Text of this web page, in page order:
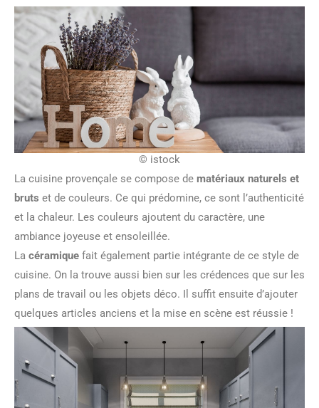
© istock
La cuisine provençale se compose de matériaux naturels et
bruts et de couleurs. Ce qui prédomine, ce sont l’authenticité
et la chaleur. Les couleurs ajoutent du caractère, une
ambiance joyeuse et ensoleillée.
La céramique fait également partie intégrante de ce style de
cuisine. On la trouve aussi bien sur les crédences que sur les
plans de travail ou les objets déco. Il suffit ensuite d’ajouter
quelques articles anciens et la mise en scène est réussie !